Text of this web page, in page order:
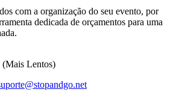
com a organização do seu evento, por
dedicada de orçamentos para uma
(Mais Lentos)